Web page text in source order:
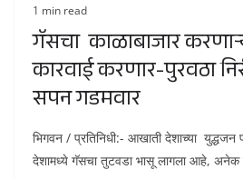
1 min read
गॅसचा काळाबाजार
कारवाई करणार-पुरवठा
सपन गडमवार
भिगवन / प्रतिनिधी:- आखाती देशाच्या युद्धजन
देशामध्ये गॅसचा तुटवडा भासू लागला आहे, अनेक